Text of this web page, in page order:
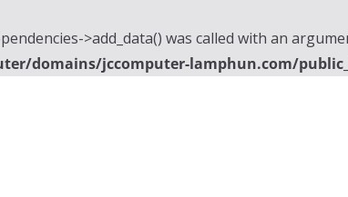
>add_data() was called with an
domains/jccomputer-lamphun.com/